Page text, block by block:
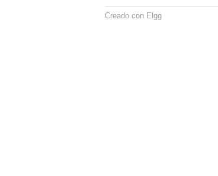
Creado con Elgg